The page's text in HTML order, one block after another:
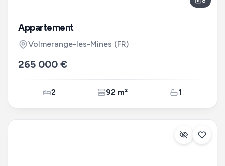
Appartement
Volmerange-les-Mines (FR)
265 000 €
2 92 m² 1